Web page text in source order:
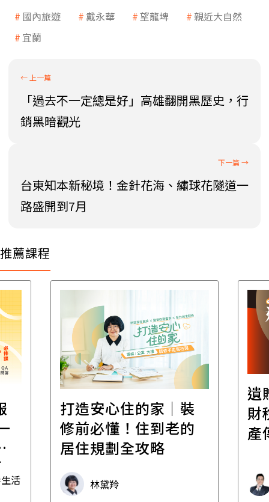
國內旅遊 戴永華 望龍埤
親近大自然
宜蘭
「過去不一定總是好」高雄翻開黑歷史，行
銷黑暗觀光
台東知本新秘境！金針花海、繡球花隧道一
路盛開到7月
推薦課程
活
打造安心住的家｜裝
修前必懂！住到老的
居住規劃全攻略
林黛羚
遺
財
產